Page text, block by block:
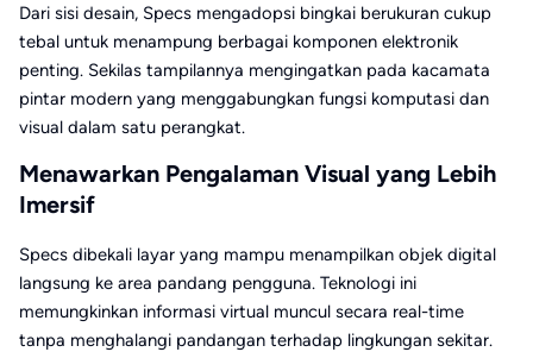
Dari sisi desain, Specs mengadopsi bingkai berukuran cukup
tebal untuk menampung berbagai komponen elektronik
penting. Sekilas tampilannya mengingatkan pada kacamata
pintar modern yang menggabungkan fungsi komputasi dan
visual dalam satu perangkat.
Menawarkan Pengalaman Visual yang Lebih
Imersif
Specs dibekali layar yang mampu menampilkan objek digital
langsung ke area pandang pengguna. Teknologi ini
memungkinkan informasi virtual muncul secara real-time
tanpa menghalangi pandangan terhadap lingkungan sekitar.